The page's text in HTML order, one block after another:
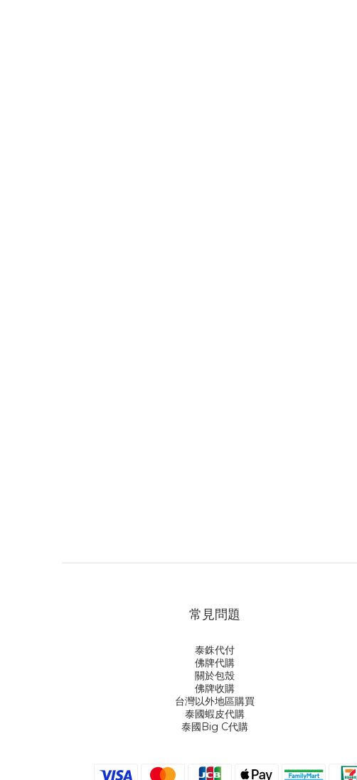
常見問題
泰銖代付
佛牌代購
關於包殼
佛牌收購
台灣以外地區購買
泰國蝦皮代購
泰國Big C代購